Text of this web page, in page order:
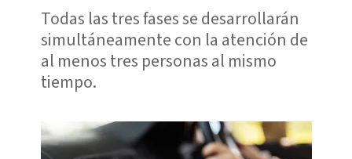
Todas las tres fases se desarrollarán
simultáneamente con la atención de
al menos tres personas al mismo
tiempo.